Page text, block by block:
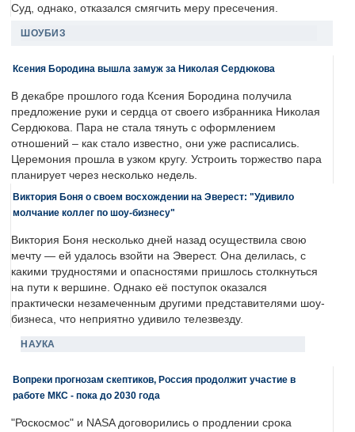
Суд, однако, отказался смягчить меру пресечения.
ШОУБИЗ
Ксения Бородина вышла замуж за Николая Сердюкова
В декабре прошлого года Ксения Бородина получила
предложение руки и сердца от своего избранника Николая
Сердюкова. Пара не стала тянуть с оформлением
отношений – как стало известно, они уже расписались.
Церемония прошла в узком кругу. Устроить торжество пара
планирует через несколько недель.
Виктория Боня о своем восхождении на Эверест: "Удивило
молчание коллег по шоу-бизнесу"
Виктория Боня несколько дней назад осуществила свою
мечту — ей удалось взойти на Эверест. Она делилась, с
какими трудностями и опасностями пришлось столкнуться
на пути к вершине. Однако её поступок оказался
практически незамеченным другими представителями шоу-
бизнеса, что неприятно удивило телезвезду.
НАУКА
Вопреки прогнозам скептиков, Россия продолжит участие в
работе МКС - пока до 2030 года
"Роскосмос" и NASA договорились о продлении срока